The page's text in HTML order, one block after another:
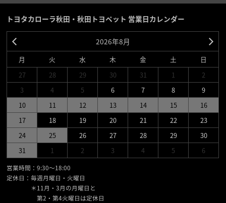
トヨタカローラ秋田・秋田トヨペット 営業日カレンダー
2026年8月
月 火 水 木 金 土
日
27
28 29 30 31 1
2
3
4 5 6 7 8
9
10
11 12 13 14 15
16
17
18 19 20 21 22
23
24
25 26 27 28 29
30
31
1 2 3 4 5 6
営業時間：9:30〜18:00
定休日：毎週月曜日・火曜日
＊11月・3月の月曜日と
第2・第4火曜日は定休日